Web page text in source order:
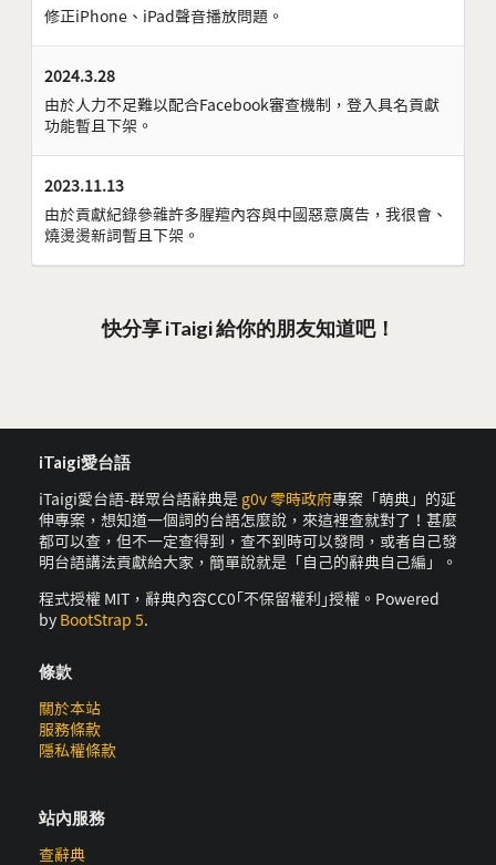
修正iPhone、iPad聲音播放問題。
2024.3.28
由於人力不足難以配合Facebook審查機制，登入具名貢獻
功能暫且下架。
2023.11.13
由於貢獻紀錄參雜許多腥羶內容與中國惡意廣告，我很會、
燒燙燙新詞暫且下架。
快分享 iTaigi 給你的朋友知道吧！
iTaigi愛台語
iTaigi愛台語-群眾台語辭典是 g0v 零時政府專案「萌典」的延
伸專案，想知道一個詞的台語怎麼說，來這裡查就對了！甚麼
都可以查，但不一定查得到，查不到時可以發問，或者自己發
明台語講法貢獻給大家，簡單說就是「自己的辭典自己編」。
程式授權 MIT，辭典內容CC0｢不保留權利｣授權。Powered
by BootStrap 5.
條款
關於本站
服務條款
隱私權條款
站內服務
查辭典